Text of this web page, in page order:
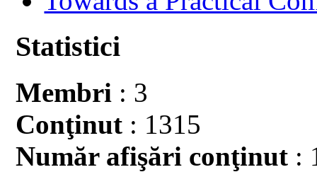
Statistici
Membri : 3
Conţinut : 1315
Număr afişări conţinut :